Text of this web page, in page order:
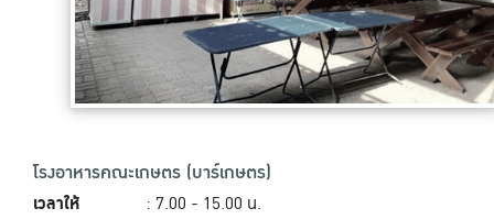
โรงอาหารคณะเกษตร (บาร์เกษตร)
เวลาให้
: 7.00 - 15.00 น.